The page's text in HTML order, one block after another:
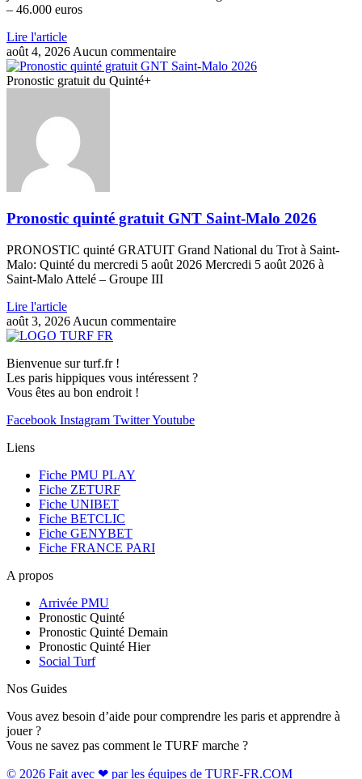
– 46.000 euros
Lire l'article
août 4, 2026 Aucun commentaire
Pronostic gratuit du Quinté+
Pronostic quinté gratuit GNT Saint-Malo 2026
PRONOSTIC quinté GRATUIT Grand National du Trot à Saint-
Malo: Quinté du mercredi 5 août 2026 Mercredi 5 août 2026 à
Saint-Malo Attelé – Groupe III
Lire l'article
août 3, 2026 Aucun commentaire
Bienvenue sur turf.fr !
Les paris hippiques vous intéressent ?
Vous êtes au bon endroit !
Facebook Instagram TwitterYoutube
Liens
Fiche PMU PLAY
Fiche ZETURF
Fiche UNIBET
Fiche BETCLIC
Fiche GENYBET
Fiche FRANCE PARI
A propos
Arrivée PMU
Pronostic Quinté
Pronostic Quinté Demain
Pronostic Quinté Hier
Social Turf
Nos Guides
Vous avez besoin d’aide pour comprendre les paris et apprendre à
jouer ?
Vous ne savez pas comment le TURF marche ?
© 2026 Fait avec ❤ par les équipes de TURF-FR.COM